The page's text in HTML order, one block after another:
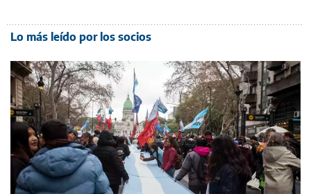
Lo más leído por los socios